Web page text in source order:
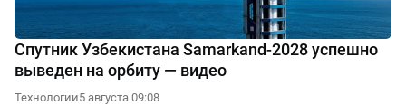
Спутник Узбекистана Samarkand-2028 успешно
выведен на орбиту — видео
Технологии5 августа 09:08